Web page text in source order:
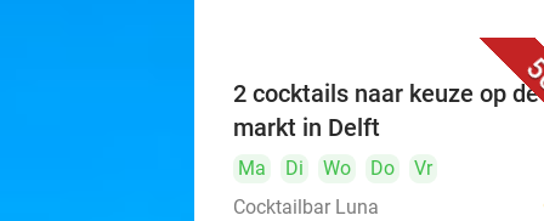
2 cocktails naar keuze op de
markt in Delft
Ma Di Wo Do
Vr
Cocktailbar Luna